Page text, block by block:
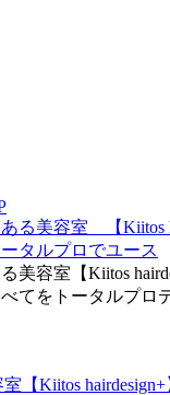
美容室【Kiitos
てをトータルプロ
【Kiitos